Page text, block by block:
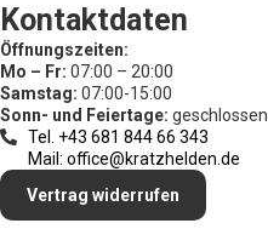
Kontaktdaten
Öffnungszeiten:
Mo – Fr: 07:00 – 20:00
Samstag: 07:00-15:00
Sonn- und Feiertage: geschlossen
Tel. +43 681 844 66 343
Mail: office@kratzhelden.de
Vertrag widerrufen